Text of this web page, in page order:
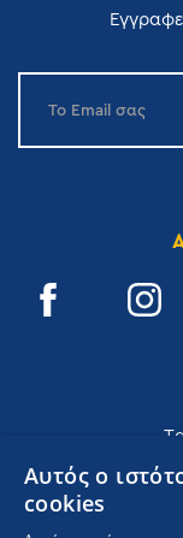
Αυτός ο
cookies